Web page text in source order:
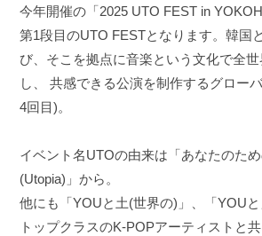
今年開催の「2025 UTO FEST in
第1段目のUTO FESTとなります。韓国
び、そこを拠点に音楽という文化で全
し、 共感できる公演を制作するグロー
4回目)。
イベント名UTOの由来は「あなたのた
(Utopia)」から。
他にも「YOUと土(世界の)」、「YOUと
トップクラスのK-POPアーティストと